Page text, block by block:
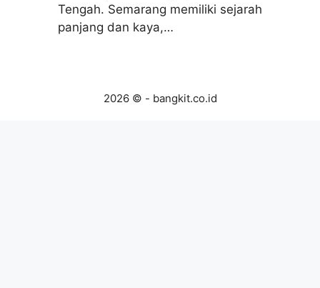
Tengah. Semarang memiliki sejarah
panjang dan kaya,…
2026 © - bangkit.co.id